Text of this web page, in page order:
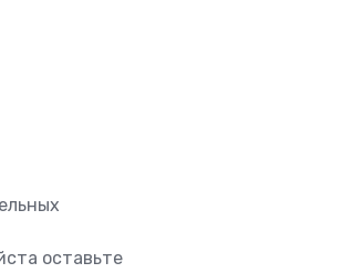
оставьте